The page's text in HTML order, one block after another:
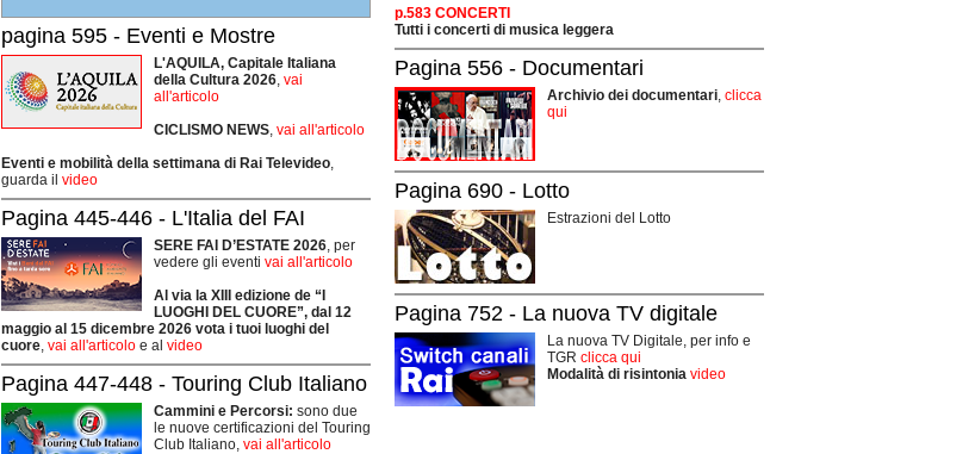
pagina 595 - Eventi e Mostre
L'AQUILA, Capitale Italiana
della Cultura 2026, vai
all'articolo
CICLISMO NEWS, vai all'articolo
Eventi e mobilità della settimana di Rai Televideo,
guarda il video
Pagina 445-446 - L'Italia del FAI
SERE FAI D’ESTATE 2026, per
vedere gli eventi vai all'articolo
Al via la XIII edizione de “I
LUOGHI DEL CUORE”, dal 12
maggio al 15 dicembre 2026 vota i tuoi luoghi del
cuore, vai all'articolo e al video
Pagina 447-448 - Touring Club Italiano
Cammini e Percorsi: sono due
le nuove certificazioni del Touring
Club Italiano, vai all'articolo
p.583 CONCERTI
Tutti i concerti di musica leggera
Pagina 556 - Documentari
Archivio dei documentari clicca
qui
Pagina 690 - Lotto
Estrazioni del Lotto
Pagina 752 - La nuova TV digitale
La nuova TV Digitale, per info e
TGR clicca qui
Modalità di risintonia video